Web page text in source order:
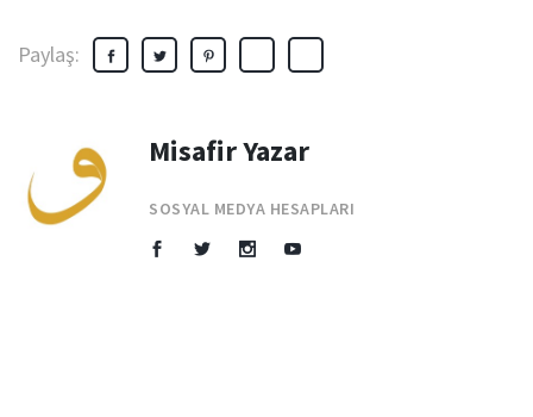
Paylaş:
Misafir Yazar
SOSYAL MEDYA HESAPLARI